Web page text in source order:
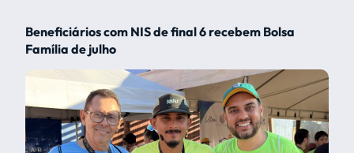
Beneficiários com NIS de final 6 recebem Bolsa
Família de julho